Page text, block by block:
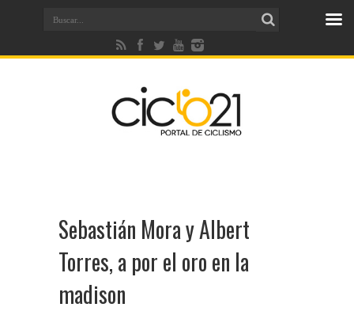
Sebastián Mora y Albert
Torres, a por el oro en la
madison